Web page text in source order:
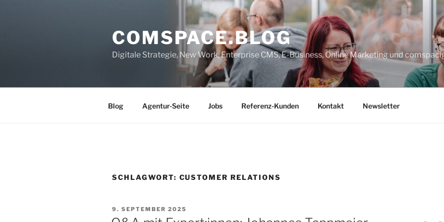
COMSPACE.BLOG
Digitale Strategie, New Work, Enterprise CMS, E-Business, Online Marketing und
Blog Agentur-Seite Jobs Referenz-Kunden Kontakt Newsletter
SCHLAGWORT: CUSTOMER RELATIONS
VERÖFFENTLICHT
AM
9. SEPTEMBER 2025